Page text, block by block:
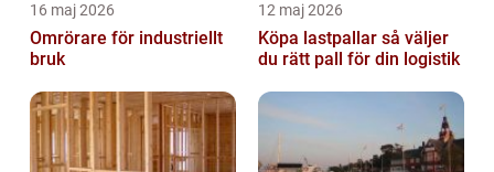
16 maj 2026
Omrörare för industriellt
bruk
12 maj 2026
Köpa lastpallar så väljer
du rätt pall för din logistik